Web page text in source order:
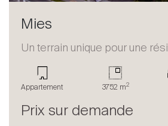
Mies
Un terrain unique pour une
Appartement 3752 m2
Prix sur demande